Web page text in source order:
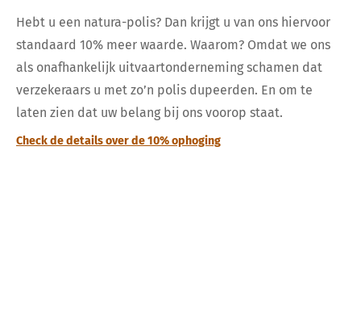
Hebt u een natura-polis? Dan krijgt u van ons hiervoor
standaard 10% meer waarde. Waarom? Omdat we ons
als onafhankelijk uitvaartonderneming schamen dat
verzekeraars u met zo’n polis dupeerden. En om te
laten zien dat uw belang bij ons voorop staat.
Check de details over de 10% ophoging